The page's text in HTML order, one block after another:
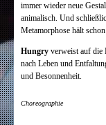
immer wieder neue
animalisch. Und
Metamorphose hält
Hungry verweist auf die
nach Leben und
und Besonnenheit.
Choreographie